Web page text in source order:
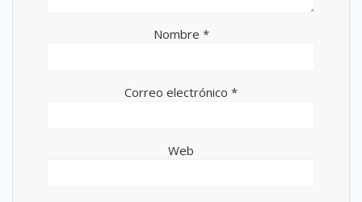
Nombre *
Correo electrónico *
Web